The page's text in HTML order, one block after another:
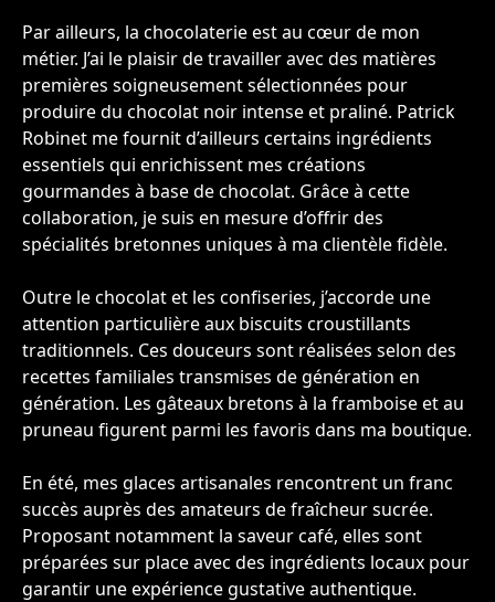
Par ailleurs, la chocolaterie est au cœur de mon
métier. J’ai le plaisir de travailler avec des matières
premières soigneusement sélectionnées pour
produire du chocolat noir intense et praliné. Patrick
Robinet me fournit d’ailleurs certains ingrédients
essentiels qui enrichissent mes créations
gourmandes à base de chocolat. Grâce à cette
collaboration, je suis en mesure d’offrir des
spécialités bretonnes uniques à ma clientèle fidèle.
Outre le chocolat et les confiseries, j’accorde une
attention particulière aux biscuits croustillants
traditionnels. Ces douceurs sont réalisées selon des
recettes familiales transmises de génération en
génération. Les gâteaux bretons à la framboise et au
pruneau figurent parmi les favoris dans ma boutique.
En été, mes glaces artisanales rencontrent un franc
succès auprès des amateurs de fraîcheur sucrée.
Proposant notamment la saveur café, elles sont
préparées sur place avec des ingrédients locaux pour
garantir une expérience gustative authentique.